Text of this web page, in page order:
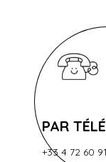
PAR
+33 4 72 60